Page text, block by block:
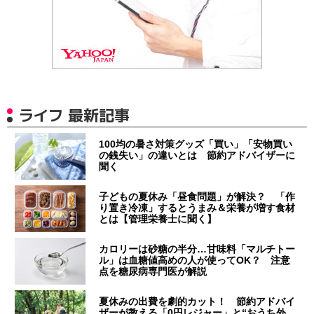
ライフ 最新記事
100均の暑さ対策グッズ「買い」「安物買い
の銭失い」の違いとは 節約アドバイザーに
聞く
子どもの夏休み「昼食問題」が解決？ 「作
り置き冷凍」するとうまみ＆栄養が増す食材
とは【管理栄養士に聞く】
カロリーは砂糖の半分…甘味料「マルチトー
ル」は血糖値高めの人が使ってOK？ 注意
点を糖尿病専門医が解説
夏休みの出費を劇的カット！ 節約アドバイ